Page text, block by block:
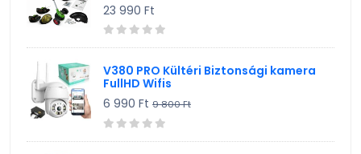
23 990 Ft
V380 PRO Kültéri Biztonsági kamera
FullHD Wifis
6 990 Ft 9 800 Ft